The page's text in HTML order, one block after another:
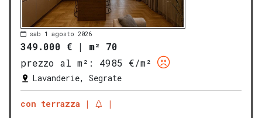
sab 1 agosto 2026
349.000 € | m² 70
prezzo al m²:
4985 €/m²
Lavanderie, Segrate
con terrazza